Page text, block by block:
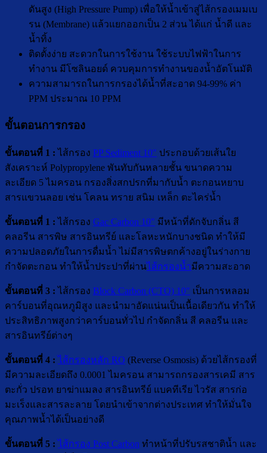
ดันสูง (High Pressure Pump) เพื่อให้น้ำเข้าสู่ไส้กรองเมมเบ
รน (Membrane) แล้วแยกออกเป็น 2 ส่วน ได้แก่ น้ำดี และ
น้ำทิ้ง
ติดตั้งง่าย สะดวกในการใช้งาน ใช้ระบบไฟฟ้าในการ
ทำงาน มีโซลินอยด์ ควบคุมการทำงานของน้ำอัตโนมัติ
ความสามารถในการกรองได้น้ำที่สะอาด 94-99% ค่า
PPM ประมาณ 10 PPM
ขั้นตอนการกรอง
ขั้นตอนที่ 1 :ไส้กรอง PP Sediment 10″ ประกอบด้วยเส้นใย
สังเคราะห์ Polypropylene พันทับกันหลายชั้น ขนาดความ
ละเอียด 5 ไมครอน กรองสิ่งสกปรกที่มากับน้ำ ตะกอนหยาบ
สารแขวนลอย เช่น โคลน ทราย สนิม เหล็ก ตะไคร่น้ำ
ขั้นตอนที่ 1 :ไส้กรอง Gac Carbon 10″ มีหน้าที่ดักจับกลิ่น สี
คลอรีน สารพิษ สารอินทรีย์ และโลหะหนักบางชนิด ทำให้มี
ความปลอดภัยในการดื่มน้ำ ไม่มีสารพิษตกค้างอยู่ในร่างกาย
กำจัดตะกอน ทำให้น้ำประปาที่ผ่านไส้กรองน้ำมีความสะอาด
ขั้นตอนที่ 3 :ไส้กรอง Block Carbon (CTO) 10″ เป็นการหลอม
คาร์บอนที่อุณหภูมิสูง และนำมาอัดแน่นเป็นเนื้อเดียวกัน ทำให้
ประสิทธิภาพสูงกว่าคาร์บอนทั่วไป กำจัดกลิ่น สี คลอรีน และ
สารอินทรีย์ต่างๆ
ขั้นตอนที่ 4 :ไส้กรองหลัก RO (Reverse Osmosis) ด้วยไส้กรองที่
มีความละเอียดถึง 0.0001 ไมครอน สามารถกรองสารเคมี สาร
ตะกั่ว ปรอท ยาฆ่าแมลง สารอินทรีย์ แบคทีเรีย ไวรัส สารก่อ
มะเร็งและสารละลาย โดยนำเข้าจากต่างประเทศ ทำให้มั่นใจ
คุณภาพน้ำได้เป็นอย่างดี
ขั้นตอนที่ 5 :ไส้กรอง Post Carbon ทำหน้าที่ปรับรสชาติน้ำ และ